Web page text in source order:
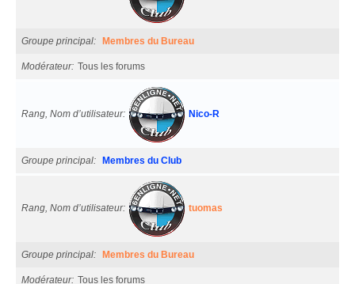
Groupe principal Membres du Bureau
Modérateur Tous les forums
Rang, Nom d’utilisateur Nico-R
Groupe principal Membres du Club
Rang, Nom d’utilisateur tuomas
Groupe principal Membres du Bureau
Modérateur Tous les forums